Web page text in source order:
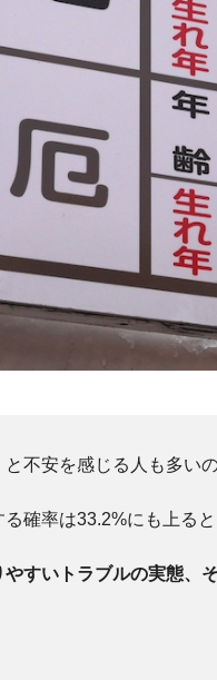
不安を感じる人も多い
確率は33.2%にも上ると
すいトラブルの実態、